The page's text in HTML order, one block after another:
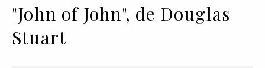
"John of John", de Douglas
Stuart